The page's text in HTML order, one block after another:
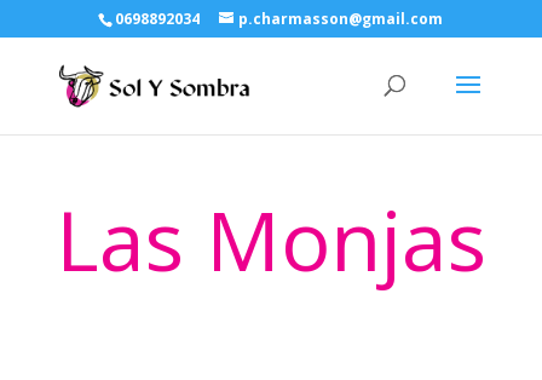
0698892034 p.charmasson@gmail.com
Las Monjas